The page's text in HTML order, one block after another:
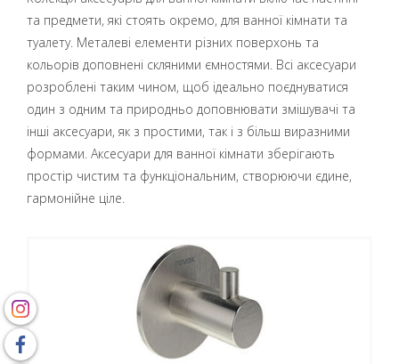
та предмети, які стоять окремо, для ванної кімнати та
туалету. Металеві елементи різних поверхонь та
кольорів доповнені скляними ємностями. Всі аксесуари
розроблені таким чином, щоб ідеально поєднуватися
один з одним та природньо доповнювати змішувачі та
інші аксесуари, як з простими, так і з більш виразними
формами. Аксесуари для ванної кімнати зберігають
простір чистим та функціональним, створюючи єдине,
гармонійне ціле.